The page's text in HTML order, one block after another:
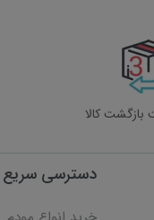
دسترسی سریع